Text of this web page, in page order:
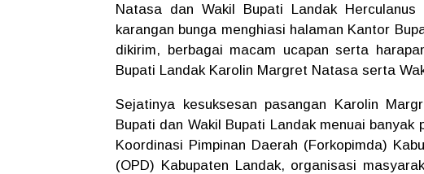
Natasa dan Wakil Bupati Landak
karangan bunga menghiasi halaman Kantor
dikirim, berbagai macam ucapan serta
Bupati Landak Karolin Margret Natasa serta
Sejatinya kesuksesan pasangan Karolin
Bupati dan Wakil Bupati Landak menuai
Koordinasi Pimpinan Daerah (Forkopimda)
(OPD) Kabupaten Landak, organisasi